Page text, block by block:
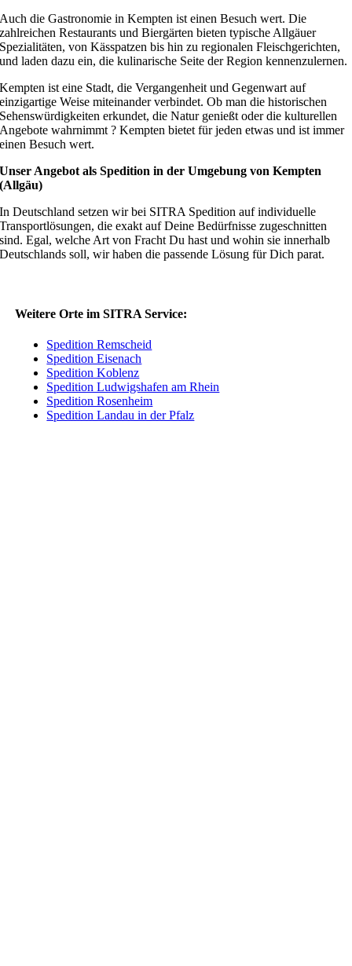
Auch die Gastronomie in Kempten ist einen Besuch wert. Die
zahlreichen Restaurants und Biergärten bieten typische Allgäuer
Spezialitäten, von Kässpatzen bis hin zu regionalen Fleischgerichten,
und laden dazu ein, die kulinarische Seite der Region kennenzulernen.
Kempten ist eine Stadt, die Vergangenheit und Gegenwart auf
einzigartige Weise miteinander verbindet. Ob man die historischen
Sehenswürdigkeiten erkundet, die Natur genießt oder die kulturellen
Angebote wahrnimmt ? Kempten bietet für jeden etwas und ist immer
einen Besuch wert.
Unser Angebot als Spedition in der Umgebung von Kempten
(Allgäu)
In Deutschland setzen wir bei SITRA Spedition auf individuelle
Transportlösungen, die exakt auf Deine Bedürfnisse zugeschnitten
sind. Egal, welche Art von Fracht Du hast und wohin sie innerhalb
Deutschlands soll, wir haben die passende Lösung für Dich parat.
Weitere Orte im SITRA Service:
Spedition Remscheid
Spedition Eisenach
Spedition Koblenz
Spedition Ludwigshafen am Rhein
Spedition Rosenheim
Spedition Landau in der Pfalz